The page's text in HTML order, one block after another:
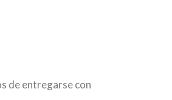
de entregarse con